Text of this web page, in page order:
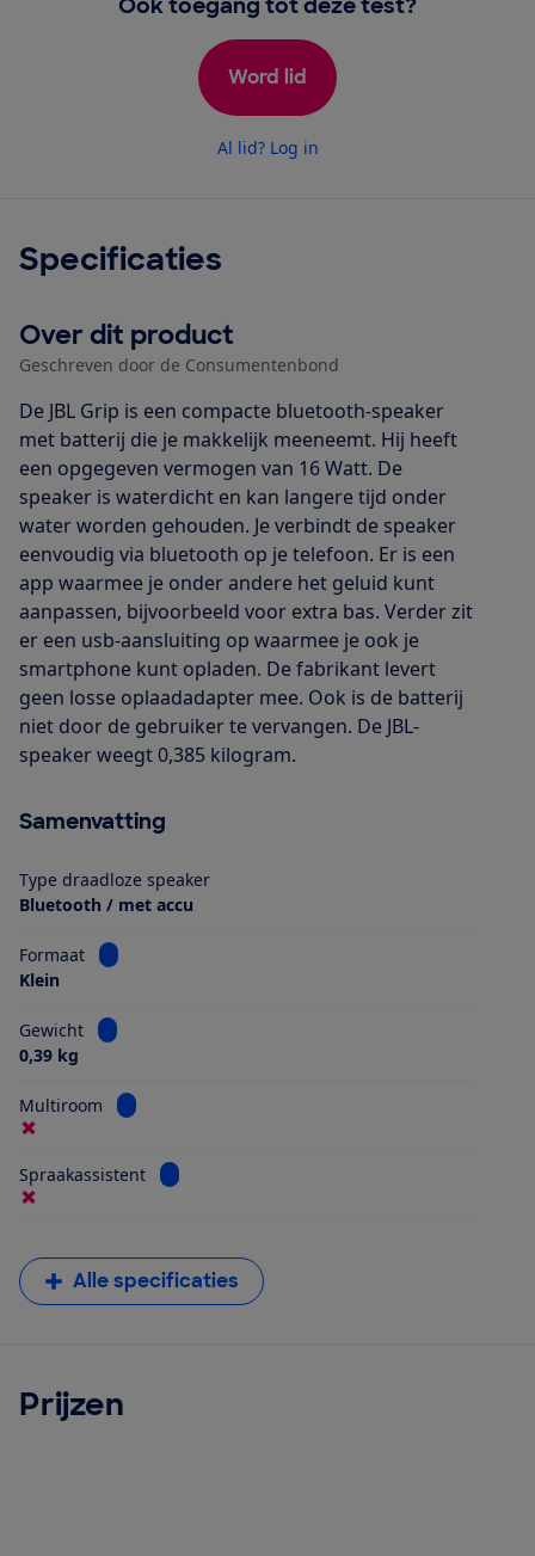
Word lid
Al lid? Log in
Specificaties
Over dit product
Geschreven door de Consumentenbond
De JBL Grip is een compacte bluetooth-speaker
met batterij die je makkelijk meeneemt. Hij heeft
een opgegeven vermogen van 16 Watt. De
speaker is waterdicht en kan langere tijd onder
water worden gehouden. Je verbindt de speaker
eenvoudig via bluetooth op je telefoon. Er is een
app waarmee je onder andere het geluid kunt
aanpassen, bijvoorbeeld voor extra bas. Verder zit
er een usb-aansluiting op waarmee je ook je
smartphone kunt opladen. De fabrikant levert
geen losse oplaadadapter mee. Ook is de batterij
niet door de gebruiker te vervangen. De JBL-
speaker weegt 0,385 kilogram.
Samenvatting
Type draadloze speaker
Bluetooth / met accu
Formaat
Bekijk informatie voor Formaat
Klein
Gewicht
Bekijk informatie voor Gewicht
0,39 kg
Multiroom Bekijk informatie voor Multiroom
Spraakassistent Bekijk informatie voor Spraakassistent
Alle specificaties
Prijzen